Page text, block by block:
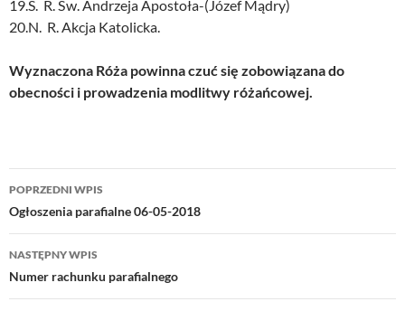
19.S. R. Św. Andrzeja Apostoła-(Józef Mądry)
20.N. R. Akcja Katolicka.
Wyznaczona Róża powinna czuć się zobowiązana do
obecności i prowadzenia modlitwy różańcowej.
Nawigacja
wpisu
POPRZEDNI WPIS
Ogłoszenia parafialne 06-05-2018
NASTĘPNY WPIS
Numer rachunku parafialnego